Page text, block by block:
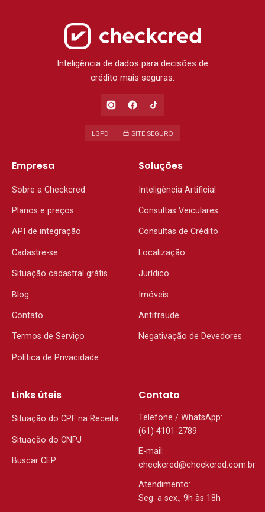
Inteligência de dados para decisões de
crédito mais seguras.
LGPD SITE SEGURO
Soluções
Inteligência Artificial
Consultas Veiculares
Consultas de Crédito
Localização
Jurídico
Imóveis
Antifraude
Negativação de Devedores
Empresa
Sobre a Checkcred
Planos e preços
API de integração
Cadastre-se
Situação cadastral grátis
Blog
Contato
Termos de Serviço
Política de Privacidade
Links úteis
Situação do CPF na Receita
Situação do CNPJ
Buscar CEP
Contato
Telefone / WhatsApp:
(61) 4101-2789
E-mail:
checkcred@checkcred.com.br
Atendimento:
Seg. a sex., 9h às 18h